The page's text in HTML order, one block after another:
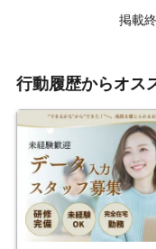
掲載
行動履歴からオス